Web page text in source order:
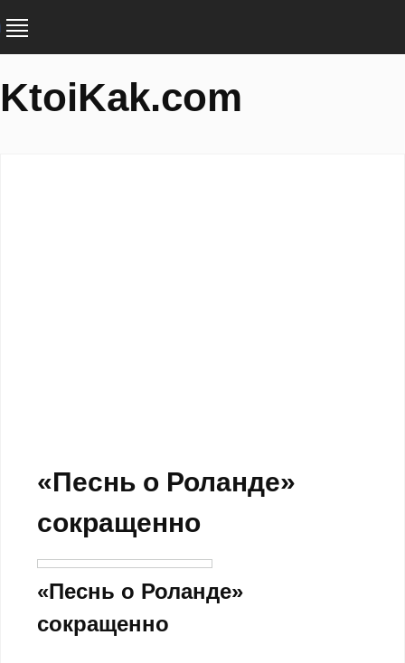
KtoiKak.com
«Песнь о Роланде»
сокращенно
«Песнь о Роланде»
сокращенно